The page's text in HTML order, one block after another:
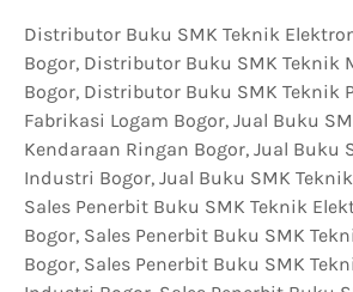
Distributor Buku SMK Teknik
Bogor, Distributor Buku SMK Teknik
Bogor, Distributor Buku SMK Teknik
Fabrikasi Logam Bogor, Jual Buku
Kendaraan Ringan Bogor, Jual Buku
Industri Bogor, Jual Buku SMK
Sales Penerbit Buku SMK Teknik
Bogor, Sales Penerbit Buku SMK
Bogor, Sales Penerbit Buku SMK